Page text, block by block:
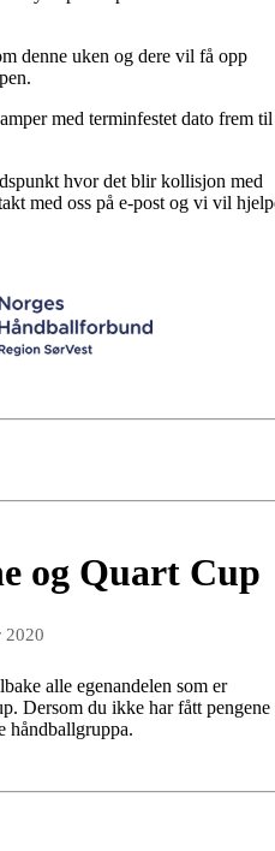
denne uken og dere vil få opp
med terminfestet dato frem til
hvor det blir kollisjon med
med oss på e-post og vi vil
og Quart Cup
2020
alle egenandelen som er
Dersom du ikke har fått pengene
håndballgruppa.